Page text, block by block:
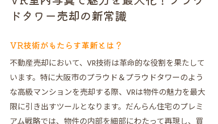
ドタワー売却の新常識
VR技術がもたらす革新とは？
不動産売却において、VR技術は革命的な役割を果たして
います。特に大阪市のプラウド＆プラウドタワーのよう
な高級マンションを売却する際、VRは物件の魅力を最大
限に引き出すツールとなります。だんらん住宅のプレミ